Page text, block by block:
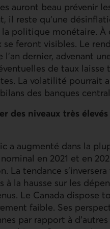
auront beau prévenir
il reste qu’une
politique monétaire.
se feront visibles. Le
l’an dernier, advenant
de taux
La volatilité pourrait
des banques
des niveaux très
a augmenté dans la
en 2021 et en
La tendance
à la hausse sur les
Le Canada dispose
faible. Ses
par rapport à